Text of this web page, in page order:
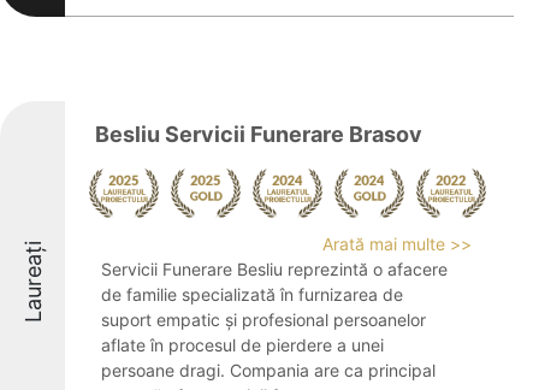
Laureați
Besliu Servicii Funerare Brasov
Arată mai multe >>
Servicii Funerare Besliu reprezintă o afacere
de familie specializată în furnizarea de
suport empatic și profesional persoanelor
aflate în procesul de pierdere a unei
persoane dragi. Compania are ca principal